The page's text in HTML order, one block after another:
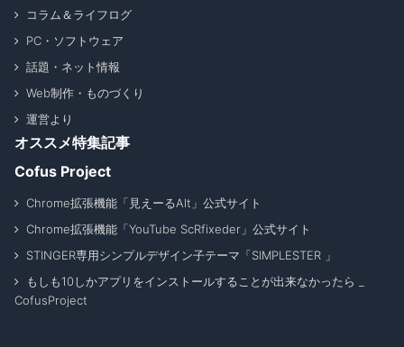
コラム＆ライフログ
PC・ソフトウェア
話題・ネット情報
Web制作・ものづくり
運営より
オススメ特集記事
Cofus Project
Chrome拡張機能「見えーるAlt」公式サイト
Chrome拡張機能「YouTube ScRfixeder」公式サイト
STINGER専用シンプルデザイン子テーマ「SIMPLESTER 」
もしも10しかアプリをインストールすることが出来なかったら _
CofusProject